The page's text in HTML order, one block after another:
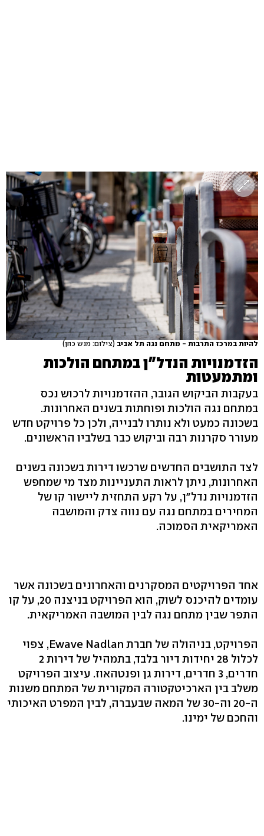
להיות במרכז התרבות - מתחם נגה תל אביב(צילום: מנש כהן)
הזדמנויות הנדל"ן במתחם הולכות
ומתמעטות
בעקבות הביקוש הגובר, ההזדמנויות לרכוש נכס
במתחם נגה הולכות ופוחתות בשנים האחרונות.
בשכונה כמעט ולא נותרו לבנייה, ולכן כל פרויקט חדש
מעורר סקרנות רבה וביקוש כבר בשלביו הראשונים.
לצד התושבים החדשים שרכשו דירות בשכונה בשנים
האחרונות, ניתן לראות התעניינות מצד מי שמחפש
הזדמנויות נדל"ן, על רקע התחזית ליישור קו של
המחירים במתחם נגה עם נווה צדק והמושבה
האמריקאית הסמוכה.
אחד הפרויקטים המסקרנים והאחרונים בשכונה אשר
עומדים להיכנס לשוק, הוא הפרויקט בניצנה 20, על קו
התפר שבין מתחם נגה לבין המושבה האמריקאית.
הפרויקט, בניהולה של חברת Ewave Nadlan, צפוי
לכלול 28 יחידות דיור בלבד, בתמהיל של דירות 2
חדרים, 3 חדרים, דירות גן ופנטהאוז. עיצוב הפרויקט
משלב בין הארכיטקטורה המקורית של המתחם משנות
ה-20 וה-30 של המאה שבעברה, לבין המפרט האיכותי
והחכם של ימינו.